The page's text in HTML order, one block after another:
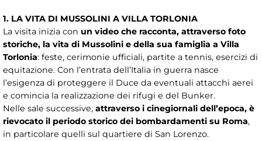
1. LA VITA DI MUSSOLINI A VILLA TORLONIA
La visita inizia con un video che racconta, attraverso foto
storiche, la vita di Mussolini e della sua famiglia a Villa
Torlonia: feste, cerimonie ufficiali, partite a tennis, esercizi di
equitazione. Con l’entrata dell’Italia in guerra nasce
l’esigenza di proteggere il Duce da eventuali attacchi aerei
e comincia la realizzazione dei rifugi e del Bunker.
Nelle sale successive, attraverso i cinegiornali dell’epoca, è
rievocato il periodo storico dei bombardamenti su Roma,
in particolare quelli sul quartiere di San Lorenzo.